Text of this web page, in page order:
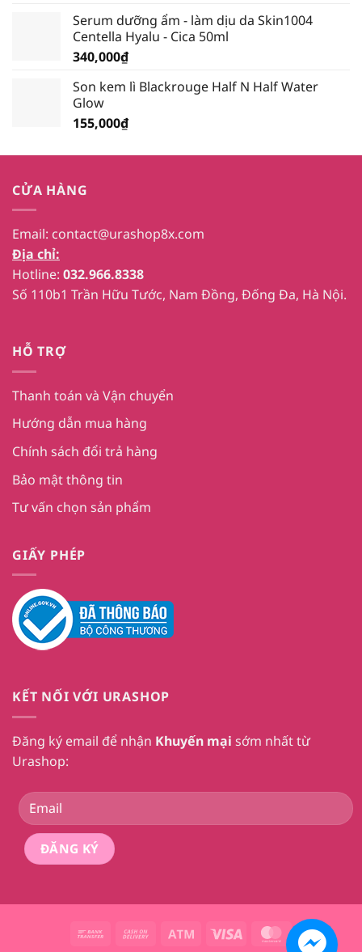
Serum dưỡng ẩm - làm dịu da Skin1004
Centella Hyalu - Cica 50ml
340,000₫
Son kem lì Blackrouge Half N Half Water
Glow
155,000₫
CỬA HÀNG
Email: contact@urashop8x.com
Địa chỉ:
Hotline: 032.966.8338
Số 110b1 Trần Hữu Tước, Nam Đồng, Đống Đa, Hà Nội.
HỖ TRỢ
Thanh toán và Vận chuyển
Hướng dẫn mua hàng
Chính sách đổi trả hàng
Bảo mật thông tin
Tư vấn chọn sản phẩm
GIẤY PHÉP
KẾT NỐI VỚI URASHOP
Đăng ký email để nhận Khuyến mại sớm nhất từ
Urashop:
Bank
Cash
Atm Visa MasterCard